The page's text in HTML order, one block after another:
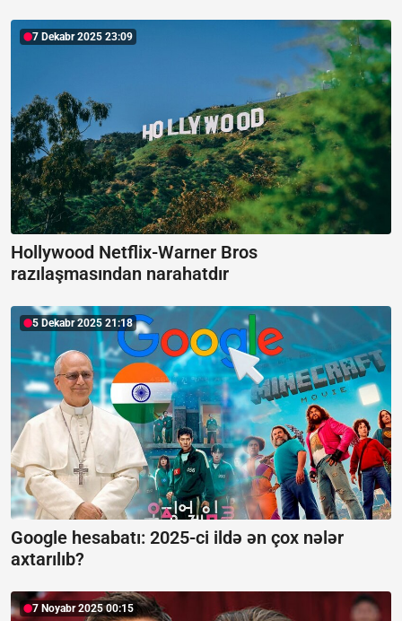
7 Dekabr 2025 23:09
Hollywood Netflix-Warner Bros
razılaşmasından narahatdır
5 Dekabr 2025 21:18
Google hesabatı: 2025-ci ildə ən çox nələr
axtarılıb?
7 Noyabr 2025 00:15